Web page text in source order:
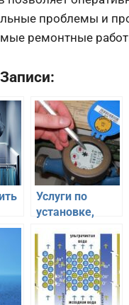
проблемы и
ремонтные
в
Услуги по
установке,
замене
счетчиков